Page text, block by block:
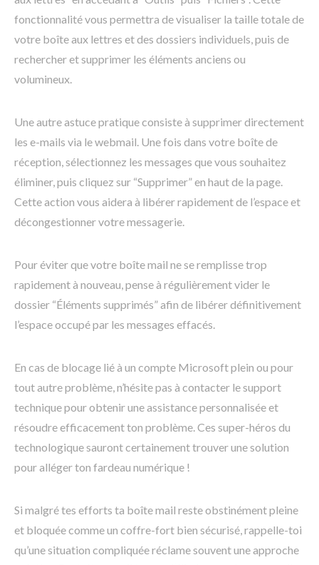
fonctionnalité vous permettra de visualiser la taille totale de
votre boîte aux lettres et des dossiers individuels, puis de
rechercher et supprimer les éléments anciens ou
volumineux.
Une autre astuce pratique consiste à supprimer directement
les e-mails via le webmail. Une fois dans votre boîte de
réception, sélectionnez les messages que vous souhaitez
éliminer, puis cliquez sur “Supprimer” en haut de la page.
Cette action vous aidera à libérer rapidement de l’espace et
décongestionner votre messagerie.
Pour éviter que votre boîte mail ne se remplisse trop
rapidement à nouveau, pense à régulièrement vider le
dossier “Éléments supprimés” afin de libérer définitivement
l’espace occupé par les messages effacés.
En cas de blocage lié à un compte Microsoft plein ou pour
tout autre problème, n’hésite pas à contacter le support
technique pour obtenir une assistance personnalisée et
résoudre efficacement ton problème. Ces super-héros du
technologique sauront certainement trouver une solution
pour alléger ton fardeau numérique !
Si malgré tes efforts ta boîte mail reste obstinément pleine
et bloquée comme un coffre-fort bien sécurisé, rappelle-toi
qu’une situation compliquée réclame souvent une approche